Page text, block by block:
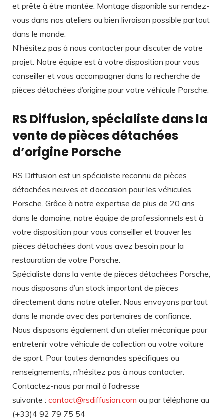
et prête à être montée. Montage disponible sur rendez-
vous dans nos ateliers ou bien livraison possible partout
dans le monde.
N’hésitez pas à nous contacter pour discuter de votre
projet. Notre équipe est à votre disposition pour vous
conseiller et vous accompagner dans la recherche de
pièces détachées d’origine pour votre véhicule Porsche.
RS Diffusion, spécialiste dans la
vente de pièces détachées
d’origine Porsche
RS Diffusion est un spécialiste reconnu de pièces
détachées neuves et d’occasion pour les véhicules
Porsche. Grâce à notre expertise de plus de 20 ans
dans le domaine, notre équipe de professionnels est à
votre disposition pour vous conseiller et trouver les
pièces détachées dont vous avez besoin pour la
restauration de votre Porsche.
Spécialiste dans la vente de pièces détachées Porsche,
nous disposons d’un stock important de pièces
directement dans notre atelier. Nous envoyons partout
dans le monde avec des partenaires de confiance.
Nous disposons également d’un atelier mécanique pour
entretenir votre véhicule de collection ou votre voiture
de sport. Pour toutes demandes spécifiques ou
renseignements, n’hésitez pas à nous contacter.
Contactez-nous par mail à l’adresse
suivante : contact@rsdiffusion.com ou par téléphone au
(+33)4 92 79 75 54